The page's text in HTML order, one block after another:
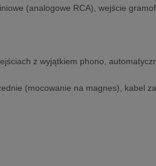
(analogowe RCA), wejście
z wyjątkiem phono,
(mocowanie na magnes), kabel